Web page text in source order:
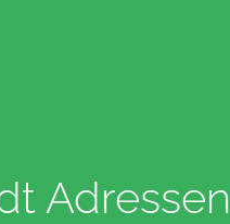
Adressen